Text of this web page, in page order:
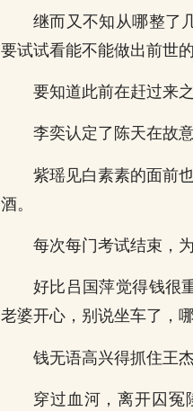
继而又不知从哪整了
要试试看能不能做出前世
要知道此前在赶过来
李奕认定了陈天在故
紫瑶见白素素的面前
酒。
每次每门考试结束，
好比吕国萍觉得钱很
老婆开心，别说坐车了，
钱无语高兴得抓住王
穿过血河，离开囚冤